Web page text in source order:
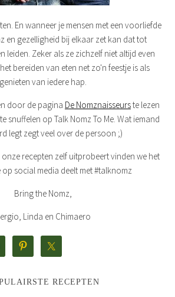
En wanneer je mensen met een voorliefde
en gezelligheid bij elkaar zet kan dat tot
leiden. Zeker als ze zichzelf niet altijd even
bereiden van eten net zo'n feestje is als
genieten van iedere hap.
door de pagina De Nomznaisseurste lezen
snuffelen op Talk Nomz To Me. Wat iemand
legt zegt veel over de persoon ;)
onze recepten zelf uitprobeert vinden we het
op social media deelt met #talknomz
Bring the Nomz,
Linda en Chimaero
RECEPTEN